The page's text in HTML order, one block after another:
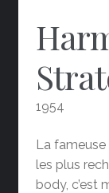
1954
La
les plus
body, c’est